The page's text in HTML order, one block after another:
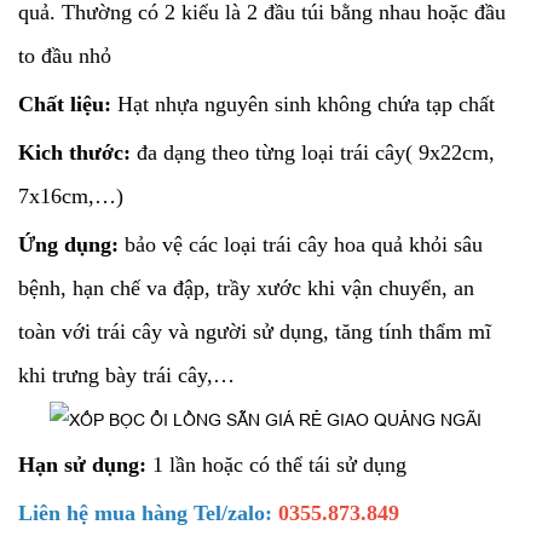
quả. Thường có 2 kiểu là 2 đầu túi bằng nhau hoặc đầu
to đầu nhỏ
Chất liệu: Hạt nhựa nguyên sinh không chứa tạp chất
Kich thước: đa dạng theo từng loại trái cây( 9x22cm,
7x16cm,…)
Ứng dụng: bảo vệ các loại trái cây hoa quả khỏi sâu
bệnh, hạn chế va đập, trầy xước khi vận chuyển, an
toàn với trái cây và người sử dụng, tăng tính thẩm mĩ
khi trưng bày trái cây,…
Hạn sử dụng: 1 lần hoặc có thể tái sử dụng
Liên hệ mua hàng Tel/zalo: 0355.873.849